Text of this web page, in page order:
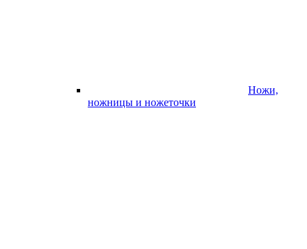
Ножи,
ножницы и ножеточки